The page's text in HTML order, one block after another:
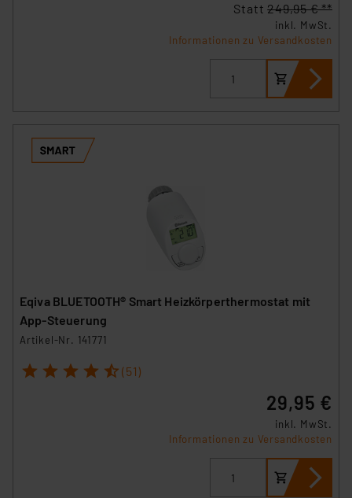
Statt249,95 € **
inkl. MwSt.
Informationen zu Versandkosten
Eqiva BLUETOOTH® Smart Heizkörperthermostat mit
App-Steuerung
Artikel-Nr. 141771
1 2 3 4 5 (51)
29,95 €
inkl. MwSt.
Informationen zu Versandkosten